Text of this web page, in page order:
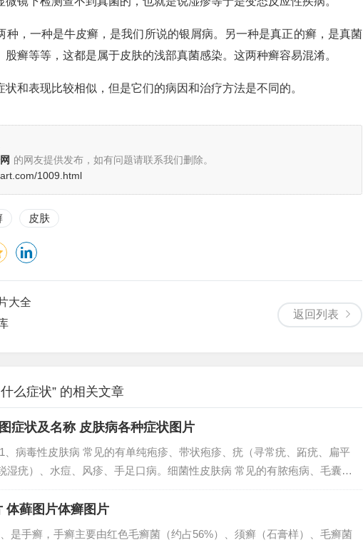
，一种是牛皮癣，是我们所说的银屑病。另一种是真正的癣，是真菌
癣等等，这都是属于皮肤的浅部真菌感染。这两种癣容易混淆。
和表现比较相似，但是它们的病因和治疗方法是不同的。
的网友提供发布，如有问题请联系我们删除。
1009.html
皮肤
返回列表
大全
么症状” 的相关文章
症状及名称 皮肤病各种症状图片
、病毒性皮肤病 常见的有单纯疱疹、带状疱疹、疣（寻常疣、跖疣、扁平
湿疣）、水痘、风疹、手足口病。细菌性皮肤病 常见的有脓疱病、毛囊
、丹毒及麻风。2、皮肤病图片对照大全，皮肤病是指有关皮肤的疾病，皮
肤病的种类有很多，大...
体藓图片体癣图片
是手癣，手癣主要由红色毛癣菌（约占56%）、须癣（石膏样）、毛癣菌